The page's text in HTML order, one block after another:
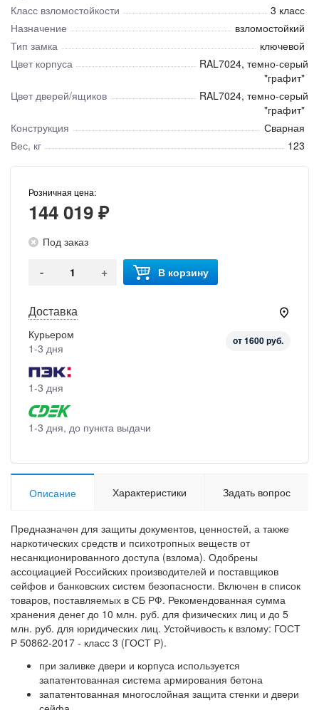
Класс взломостойкости
3 класс
Назначение
взломостойкий
Тип замка
ключевой
Цвет корпуса
RAL7024, темно-серый
"графит"
Цвет дверей/ящиков
RAL7024, темно-серый
"графит"
Конструкция
Сварная
Вес, кг
123
Розничная цена:
144 019 ₽
Под заказ
- + В корзину
Доставка
Курьером
1-3 дня
от 1600 руб.
1-3 дня
1-3 дня, до пункта выдачи
Описание Характеристики Задать вопрос
Предназначен для защиты документов, ценностей, а также
наркотических средств и психотропных веществ от
несанкционированного доступа (взлома). Одобрены
ассоциацией Российских производителей и поставщиков
сейфов и банковских систем безопасности. Включен в список
товаров, поставляемых в СБ РФ. Рекомендованная сумма
хранения денег до 10 млн. руб. для физических лиц и до 5
млн. руб. для юридических лиц. Устойчивость к взлому: ГОСТ
Р 50862-2017 - класс 3 (ГОСТ Р).
при заливке двери и корпуса используется
запатентованная система армирования бетона
запатентованная многослойная защита стенки и двери